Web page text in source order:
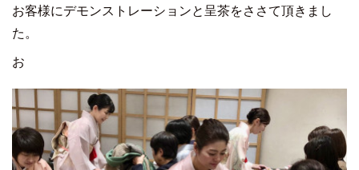
お客様にデモンストレーションと呈茶をささて頂きまし
た。
お